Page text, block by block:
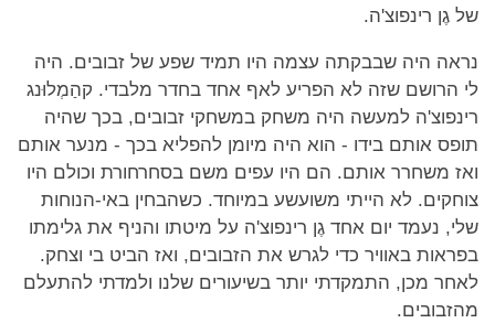
של גֶן רינפוצ'ה.
נראה היה שבבקתה עצמה היו תמיד שפע של זבובים. היה
לי הרושם שזה לא הפריע לאף אחד בחדר מלבדי. קהַמְלוּנג
רינפוצ'ה למעשה היה משחק במשחקי זבובים, בכך שהיה
תופס אותם בידו - הוא היה מיומן להפליא בכך - מנער אותם
ואז משחרר אותם. הם היו עפים משם בסחרחורת וכולם היו
צוחקים. לא הייתי משועשע במיוחד. כשהבחין באי-הנוחות
שלי, נעמד יום אחד גֶן רינפוצ'ה על מיטתו והניף את גלימתו
בפראות באוויר כדי לגרש את הזבובים, ואז הביט בי וצחק.
לאחר מכן, התמקדתי יותר בשיעורים שלנו ולמדתי להתעלם
מהזבובים.